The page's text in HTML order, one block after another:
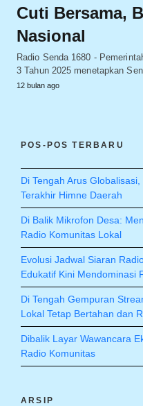
Cuti Bersama,
Nasional
Radio Senda 1680 -
3 Tahun 2025 menetapkan
12 bulan ago
POS-POS TERBARU
Di Tengah Arus
Terakhir Himne Daerah
Di Balik Mikrofon Desa:
Radio Komunitas Lokal
Evolusi Jadwal Siaran
Edukatif Kini Mendominasi
Di Tengah Gempuran
Lokal Tetap Bertahan dan
Dibalik Layar Wawancara
Radio Komunitas
ARSIP